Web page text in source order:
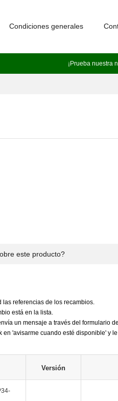
¡Prueba nuestra
Condiciones generales
este producto?
las referencias de los recambios.
está en la lista.
un mensaje a través del formulario
'avisarme cuando esté disponible' y
Versión